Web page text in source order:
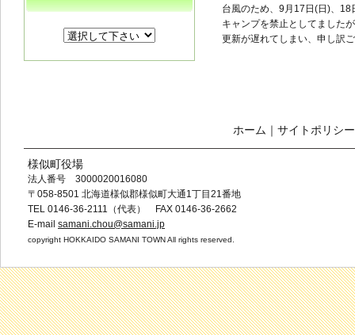
台風のため、9月17日(日)、
キャンプを禁止としてました
更新が遅れてしまい、申し訳
ホーム ｜ サイトポリシー
様似町役場
法人番号 3000020016080
〒058-8501 北海道様似郡様似町大通1丁目21番地
TEL 0146-36-2111（代表） FAX 0146-36-2662
E-mail samani.chou@samani.jp
copyright HOKKAIDO SAMANI TOWN All rights reserved.